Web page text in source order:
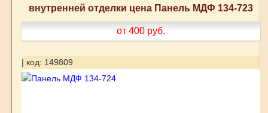
внутренней отделки цена Панель МДФ 134-723
от 400 руб.
| код: 149809